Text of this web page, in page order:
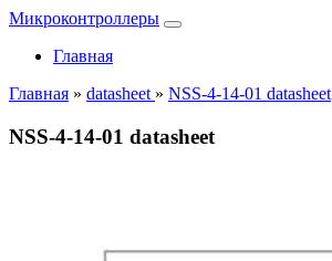
Микроконтроллеры
Главная
Главная » datasheet » NSS-4-14-01 datasheet
NSS-4-14-01 datasheet